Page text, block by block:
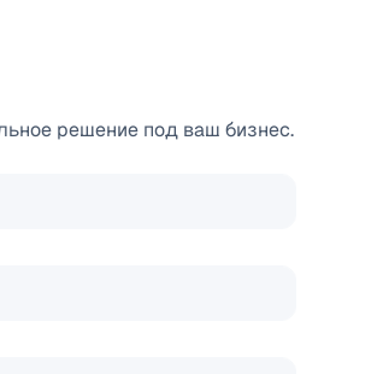
решение под ваш бизнес.